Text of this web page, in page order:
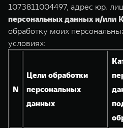
Веди за собой
от 6 499 000 ₽
ПОКУПКА АВТОМОБИЛЯ
TANK Финансы
Корпоративным клиентам
TANK ФИНАНСЫ
TANK Кредит
Нулевое ТО
Сервис
Специальные предложения
Моторные масла
ЦИФРОВЫЕ СЕРВИСЫ TANK
1073811004497, адрес юр.
персональных данных и/или
обработку моих
условиях:
N
Цели обработки
персональных
данных